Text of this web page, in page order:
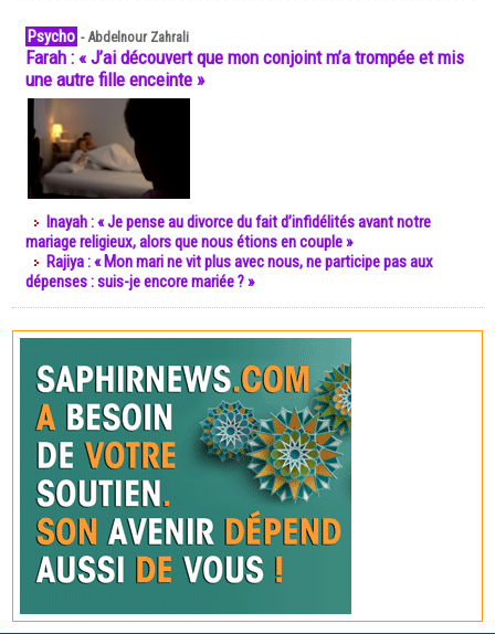
Psycho -Abdelnour Zahrali
Farah : « J’ai découvert que mon conjoint m’a trompée et mis
une autre fille enceinte »
Inayah : « Je pense au divorce du fait d’infidélités avant notre
mariage religieux, alors que nous étions en couple »
Rajiya : « Mon mari ne vit plus avec nous, ne participe pas aux
dépenses : suis-je encore mariée ? »